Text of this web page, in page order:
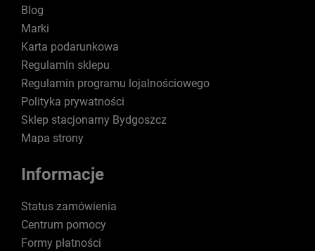
Blog
Marki
Karta podarunkowa
Regulamin sklepu
Regulamin programu lojalnościowego
Polityka prywatności
Sklep stacjonarny Bydgoszcz
Mapa strony
Informacje
Status zamówienia
Centrum pomocy
Formy płatności